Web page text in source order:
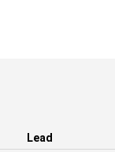
Lead